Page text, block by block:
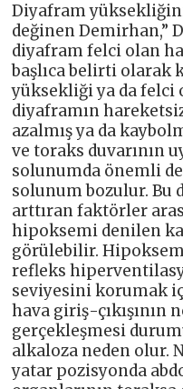
Diyafram
değinen Demirhan,”
diyafram felci olan
başlıca belirti olarak
yüksekliği ya da felci
diyaframın
azalmış ya da
ve toraks duvarının
solunumda önemli
solunum bozulur. Bu
arttıran faktörler
hipoksemi denilen
görülebilir.
refleks
seviyesini korumak
hava giriş-çıkışının
gerçekleşmesi
alkaloza neden olur.
yatar pozisyonda